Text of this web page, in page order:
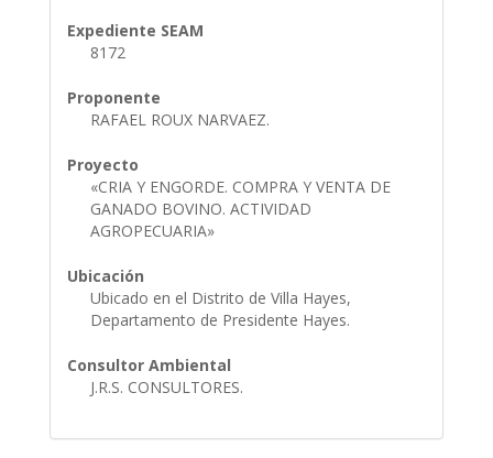
Expediente SEAM
8172
Proponente
RAFAEL ROUX NARVAEZ.
Proyecto
«CRIA Y ENGORDE. COMPRA Y VENTA DE
GANADO BOVINO. ACTIVIDAD
AGROPECUARIA»
Ubicación
Ubicado en el Distrito de Villa Hayes,
Departamento de Presidente Hayes.
Consultor Ambiental
J.R.S. CONSULTORES.